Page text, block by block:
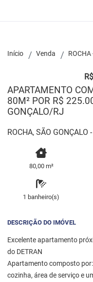
Início Venda ROCHA
APARTAMENTO
80M² POR R$
GONÇALO/RJ
ROCHA, SÃO GONÇALO
80,00 m²
1 banheiro(s)
DESCRIÇÃO DO IMÓVEL
Excelente apartamento
do DETRAN
Apartamento composto
cozinha, área de serviço e